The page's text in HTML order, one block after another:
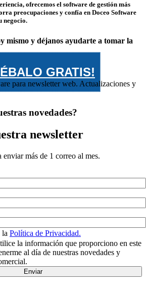
ofrecemos el software de gestión más
preocupaciones y confía en Doceo Software
negocio.
mismo y déjanos ayudarte a tomar la
GRATIS!
novedades?
newsletter
más de 1 correo al mes.
la Política de Privacidad.
la información que proporciono en este
al día de nuestras novedades y